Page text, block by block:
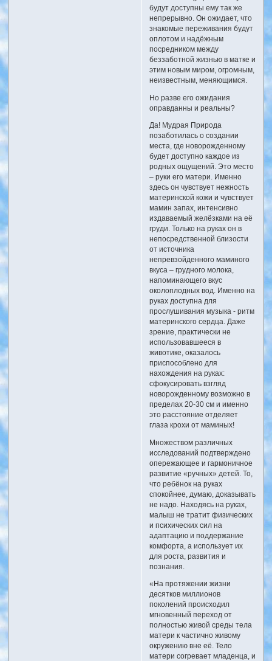
будут доступны ему так же
непрерывно. Он ожидает, что
знакомые переживания будут
оплотом и надёжным
посредником между
беззаботной жизнью в матке и
этим новым миром, огромным,
неизвестным, меняющимся.
Но разве его ожидания
оправданны и реальны?
Да! Мудрая Природа
позаботилась о создании
места, где новорожденному
будет доступно каждое из
родных ощущений. Это место
– руки его матери. Именно
здесь он чувствует нежность
материнской кожи и чувствует
мамин запах, интенсивно
издаваемый желёзками на её
груди. Только на руках он в
непосредственной близости
от источника
непревзойденного маминого
вкуса – грудного молока,
напоминающего вкус
околоплодных вод. Именно на
руках доступна для
прослушивания музыка - ритм
материнского сердца. Даже
зрение, практически не
использовавшееся в
животике, оказалось
приспособлено для
нахождения на руках:
сфокусировать взгляд
новорожденному возможно в
пределах 20-30 см и именно
это расстояние отделяет
глаза крохи от маминых!
Множеством различных
исследований подтверждено
опережающее и гармоничное
развитие «ручных» детей. То,
что ребёнок на руках
спокойнее, думаю, доказывать
не надо. Находясь на руках,
малыш не тратит физических
и психических сил на
адаптацию и поддержание
комфорта, а использует их
для роста, развития и
познания.
«На протяжении жизни
десятков миллионов
поколений происходил
мгновенный переход от
полностью живой среды тела
матери к частично живому
окружению вне её. Тело
матери согревает младенца, и